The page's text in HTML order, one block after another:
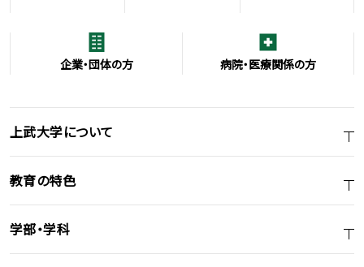
企業・団体の方 病院・医療関係の方
上武大学について
教育の特色
学部・学科